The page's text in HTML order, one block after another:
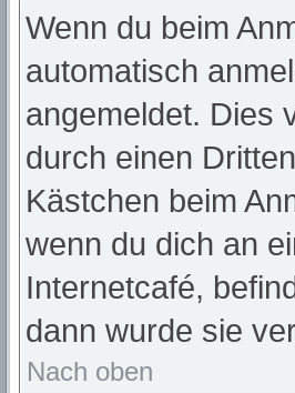
Wenn du beim
automatisch
angemeldet. Dies
durch einen
Kästchen beim
wenn du dich an
Internetcafé,
dann wurde sie
Nach oben